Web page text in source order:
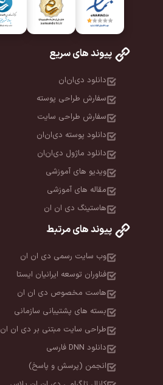
پیوند های سریع
دانلود دی‌ان‌ان
سفارش طراحی پوسته
سفارش طراحی سایت
دانلود پوسته دی‌ان‌ان
دانلود ماژول دی‌ان‌ان
ویدیو های آموزشی
مقاله های آموزشی
هاستینگ دی ان ان
پیوند های مرتبط
وب سایت رسمی دی ان ان
فناوران توسعه ایرانیان ایستا
هاست مخصوص دی ان ان
بسته های پشتیبانی سازمانی
طراحی سایت مبتنی بر دی ان ان
دانلود DNN فارسی
انجمن (پرسش و پاسخ)